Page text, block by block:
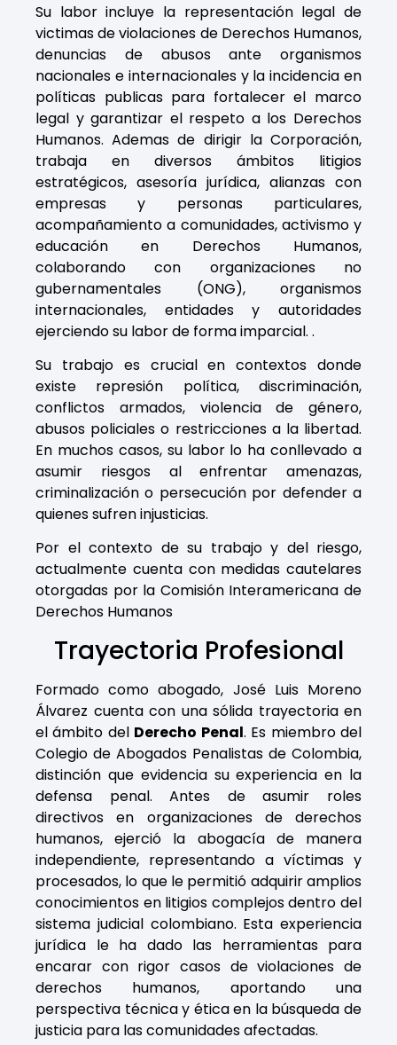
Su labor incluye la representación legal de
victimas de violaciones de Derechos Humanos,
denuncias de abusos ante organismos
nacionales e internacionales y la incidencia en
políticas publicas para fortalecer el marco
legal y garantizar el respeto a los Derechos
Humanos.Ademas de dirigir la Corporación,
trabaja en diversos ámbitos litigios
estratégicos, asesoría jurídica, alianzas con
empresas y personas particulares,
acompañamiento a comunidades, activismo y
educación en Derechos Humanos,
colaborando con organizaciones no
gubernamentales (ONG), organismos
internacionales, entidades y autoridades
ejerciendo su labor de forma imparcial. .
Su trabajo es crucial en contextos donde
existe represión política, discriminación,
conflictos armados, violencia de género,
abusos policiales o restricciones a la libertad.
En muchos casos, su labor lo ha conllevado a
asumir riesgos al enfrentar amenazas,
criminalización o persecución por defender a
quienes sufren injusticias.
Por el contexto de su trabajo y del riesgo,
actualmente cuenta con medidas cautelares
otorgadas por la Comisión Interamericana de
Derechos Humanos
Trayectoria Profesional
Formado como abogado, José Luis Moreno
Álvarez cuenta con una sólida trayectoria en
el ámbito del Derecho Penal. Es miembro del
Colegio de Abogados Penalistas de Colombia,
distinción que evidencia su experiencia en la
defensa penal. Antes de asumir roles
directivos en organizaciones de derechos
humanos, ejerció la abogacía de manera
independiente, representando a víctimas y
procesados, lo que le permitió adquirir amplios
conocimientos en litigios complejos dentro del
sistema judicial colombiano. Esta experiencia
jurídica le ha dado las herramientas para
encarar con rigor casos de violaciones de
derechos humanos, aportando una
perspectiva técnica y ética en la búsqueda de
justicia para las comunidades afectadas.